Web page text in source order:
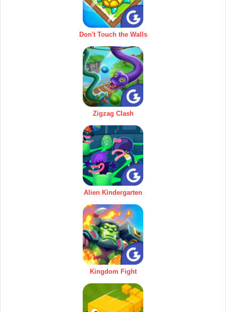
Don't Touch the Walls
Zigzag Clash
Alien Kindergarten
Kingdom Fight